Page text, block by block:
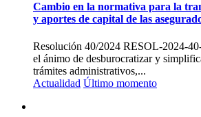
Cambio en la normativa para la
y aportes de capital de las
Resolución 40/2024 RESOL-2024-
el ánimo de desburocratizar y
trámites administrativos,...
Actualidad Último momento